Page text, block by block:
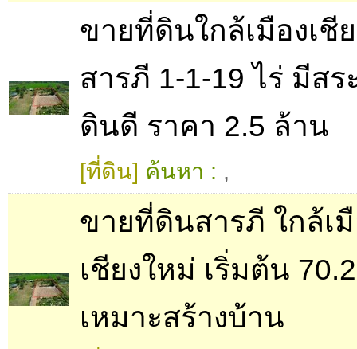
ขายที่ดินใกล้เมืองเชี
สารภี 1-1-19 ไร่ มีสร
ดินดี ราคา 2.5 ล้าน
[ที่ดิน] ค้นหา : ,
ขายที่ดินสารภี ใกล้เ
เชียงใหม่ เริ่มต้น
เหมาะสร้างบ้าน